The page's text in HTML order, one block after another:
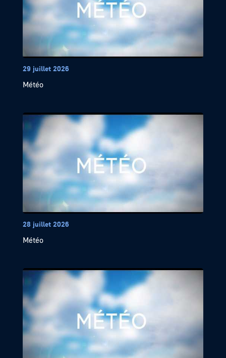
29 juillet 2026
Météo
28 juillet 2026
Météo